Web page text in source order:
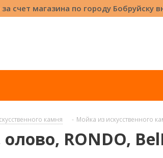
счет магазина по городу Бобруйску
камня - Мойка из искусственного
RONDO,